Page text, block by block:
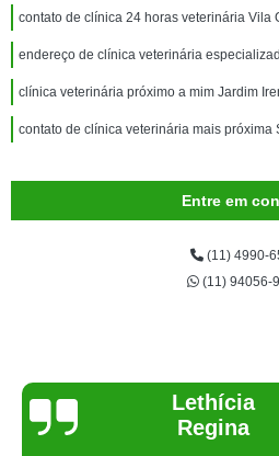
contato de clínica 24 horas veterinária Vila
endereço de clínica veterinária
clínica veterinária próximo a mim Jardim
contato de clínica veterinária mais próxima
Entre em
(11) 4990-
(11) 94056-
Joelma Lilian